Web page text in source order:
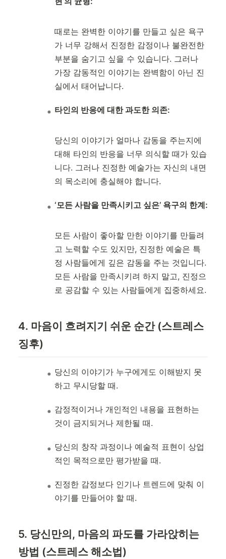
때로는 완벽한 이야기를 만들고 싶은 욕구
가 너무 강해서 진정한 감정이나 불완전한
부분을 숨기고 싶을 수 있습니다. 그러나
가장 감동적인 이야기는 완벽함이 아닌 진
실에서 태어납니다.
타인의 반응에 대한 과도한 의존:
당신의 이야기가 얼마나 감동을 주는지에
대해 타인의 반응을 너무 의식할 때가 있습
니다. 그러나 진정한 예술가는 자신의 내면
의 목소리에 충실해야 합니다.
‘모든 사람을 만족시키고 싶은’ 욕구의 한계:
모든 사람이 좋아할 만한 이야기를 만들려
고 노력할 수도 있지만, 진정한 예술은 특
정 사람들에게 깊은 감동을 주는 것입니다.
모든 사람을 만족시키려 하지 말고, 진정으
로 공감할 수 있는 사람들에게 집중하세요.
4. 마음이 흐려지기 쉬운 순간 (스트레스
징후)
당신의 이야기가 누구에게도 이해받지 못
하고 무시당할 때.
감정적이거나 개인적인 내용을 표현하는
것이 금지되거나 제한될 때.
당신의 창작 과정이나 예술적 표현이 상업
적인 목적으로만 평가받을 때.
진정한 감정보다 인기나 트렌드에 맞춰 이
야기를 만들어야 할 때.
5. 당신만의, 마음의 파도를 가라앉히는
방법 (스트레스 해소법)